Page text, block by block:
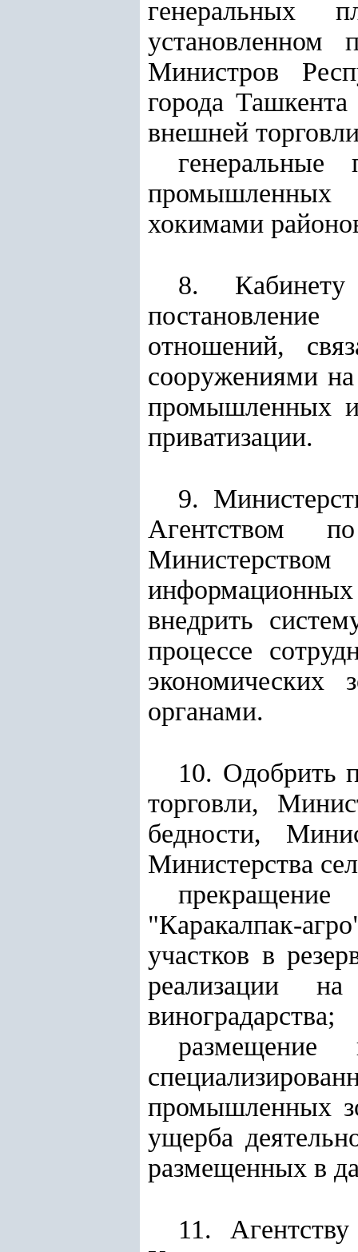
генеральных
установленном
Министров
города
внешней
промышленных
хокимами
8.
отношений,
сооружениями
промышленных и
приватизации.
9.
Агентством
информационных
внедрить
процессе
экономических
органами.
10. Одобрить
торговли,
бедности,
Министерства
прекращение
"Каракалпак-
участков в
реализации
виноградарства;
промышленных
ущерба
размещенных в
11.